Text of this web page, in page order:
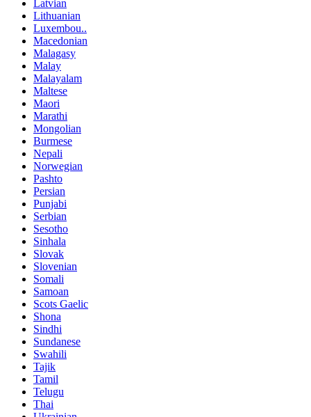
Latvian
Lithuanian
Luxembou..
Macedonian
Malagasy
Malay
Malayalam
Maltese
Maori
Marathi
Mongolian
Burmese
Nepali
Norwegian
Pashto
Persian
Punjabi
Serbian
Sesotho
Sinhala
Slovak
Slovenian
Somali
Samoan
Scots Gaelic
Shona
Sindhi
Sundanese
Swahili
Tajik
Tamil
Telugu
Thai